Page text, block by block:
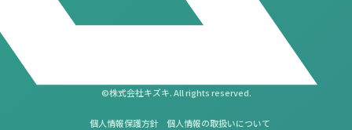
©株式会社キズキ. All rights reserved.
個人情報保護方針
個人情報の取扱いについて